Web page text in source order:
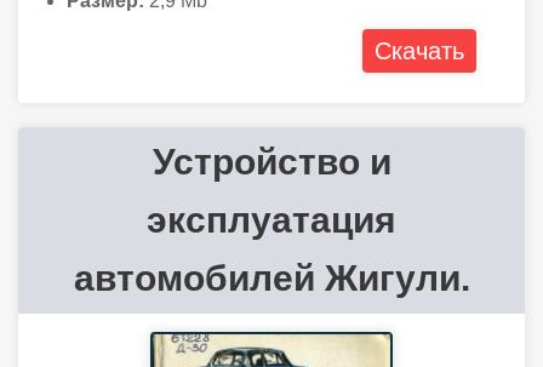
Скачать
Устройство и
эксплуатация
автомобилей Жигули.